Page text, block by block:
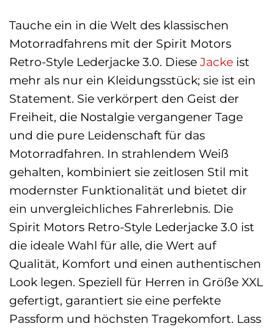
Tauche ein in die Welt des klassischen
Motorradfahrens mit der Spirit Motors
Retro-Style Lederjacke 3.0. Diese Jacke ist
mehr als nur ein Kleidungsstück; sie ist ein
Statement. Sie verkörpert den Geist der
Freiheit, die Nostalgie vergangener Tage
und die pure Leidenschaft für das
Motorradfahren. In strahlendem Weiß
gehalten, kombiniert sie zeitlosen Stil mit
modernster Funktionalität und bietet dir
ein unvergleichliches Fahrerlebnis. Die
Spirit Motors Retro-Style Lederjacke 3.0 ist
die ideale Wahl für alle, die Wert auf
Qualität, Komfort und einen authentischen
Look legen. Speziell für Herren in Größe XXL
gefertigt, garantiert sie eine perfekte
Passform und höchsten Tragekomfort. Lass